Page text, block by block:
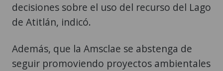
decisiones sobre el uso del recurso del Lago
de Atitlán, indicó.
Además, que la Amsclae se abstenga de
seguir promoviendo proyectos ambientales